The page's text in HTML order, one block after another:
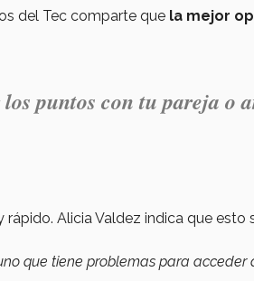
del Tec comparte que la mejor
puntos con tu pareja o
Alicia Valdez indica que
que tiene problemas para acceder